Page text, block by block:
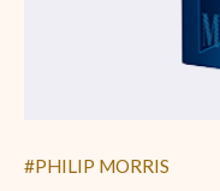
#PHILIP MORRIS